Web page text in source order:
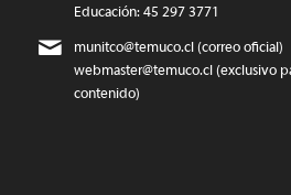
Educación: 45 297 3771
munitco@temuco.cl(correo oficial)
webmaster@temuco.cl(exclusivo
contenido)